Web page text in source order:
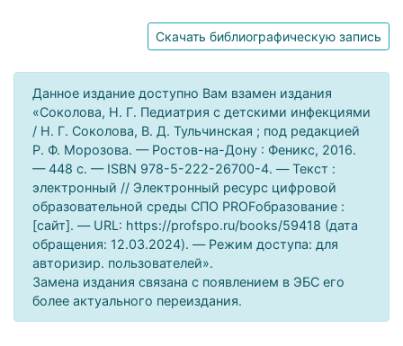
Скачать библиографическую запись
Данное издание доступно Вам взамен издания
«Соколова, Н. Г. Педиатрия с детскими инфекциями
/ Н. Г. Соколова, В. Д. Тульчинская ; под редакцией
Р. Ф. Морозова. — Ростов-на-Дону : Феникс, 2016.
— 448 c. — ISBN 978-5-222-26700-4. — Текст :
электронный // Электронный ресурс цифровой
образовательной среды СПО PROFобразование :
[сайт]. — URL: https://profspo.ru/books/59418 (дата
обращения: 12.03.2024). — Режим доступа: для
авторизир. пользователей».
Замена издания связана с появлением в ЭБС его
более актуального переиздания.